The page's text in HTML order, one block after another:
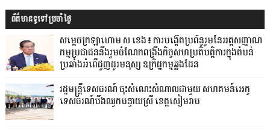
ព័ត៌មានទូទៅប្រចាំថ្ងៃ
សម្ដេចក្រឡាហោម ស ខេង៖ ការបង្កើតប្រព័ន្ធរួមនៃអត្តសញ្ញាណ
កម្មប្រជាជននឹងរួមចំណែក​ពង្រឹងកិច្ចសហប្រតិបត្តិការ​ក្នុងតំបន់
ប្រឆាំងអំពើជួញដូរមនុស្ស ឧក្រិដ្ឋកម្មឆ្លងដែន
រដ្ឋមន្ត្រីទេសចរណ៍ ចុះសំណេះសំណាលជាមួយ សហគមន៍អេកូ
ទេសចរណ៍បឹងឈូកបន្ទាយស្រី ខេត្តសៀមរាប